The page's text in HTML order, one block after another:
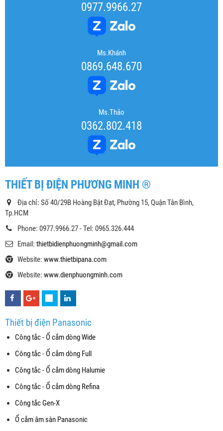
0977.9966.27
Ms.Khánh
0869.648.670
Ms.Thảo
0362.802.418
THIẾT BỊ ĐIỆN PHƯƠNG MINH ®
Địa chỉ: Số 40/29B Hoàng Bật Đạt, Phường 15, Quận Tân Bình,
Tp.HCM
Phone: 0977.9966.27 - Tel: 0965.326.444
Email: thietbidienphuongminh@gmail.com
Website: www.thietbipana.com
Website: www.dienphuongminh.com
Thiết bị điện Panasonic
Công tắc - Ổ cắm dòng Wide
Công tắc - Ổ cắm dòng Full
Công tắc - Ổ cắm dòng Halumie
Công tắc - Ổ cắm dòng Refina
Công tắc Gen-X
Ổ cắm âm sàn Panasonic